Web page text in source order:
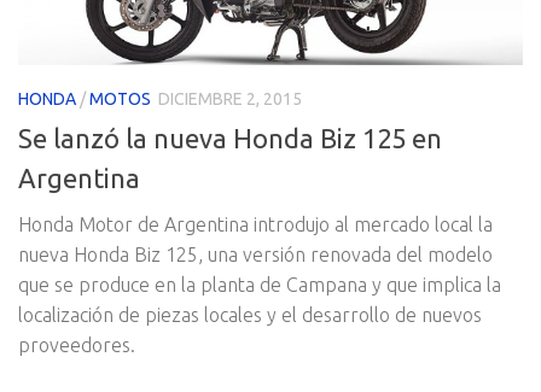
HONDA /MOTOS DICIEMBRE 2, 2015
Se lanzó la nueva Honda Biz 125 en
Argentina
Honda Motor de Argentina introdujo al mercado local la
nueva Honda Biz 125, una versión renovada del modelo
que se produce en la planta de Campana y que implica la
localización de piezas locales y el desarrollo de nuevos
proveedores.